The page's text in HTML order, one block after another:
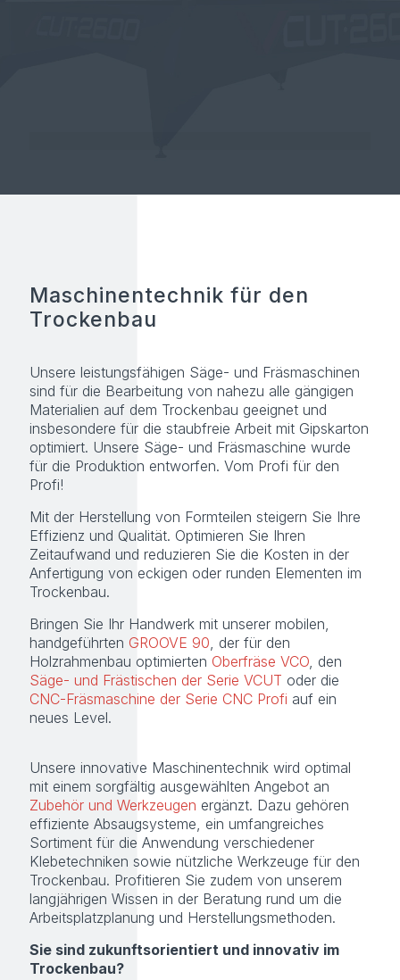
Maschinentechnik für den
Trockenbau
Unsere leistungsfähigen Säge- und Fräsmaschinen
sind für die Bearbeitung von nahezu alle gängigen
Materialien auf dem Trockenbau geeignet und
insbesondere für die staubfreie Arbeit mit Gipskarton
optimiert. Unsere Säge- und Fräsmaschine wurde
für die Produktion entworfen. Vom Profi für den
Profi!
Mit der Herstellung von Formteilen steigern Sie Ihre
Effizienz und Qualität. Optimieren Sie Ihren
Zeitaufwand und reduzieren Sie die Kosten in der
Anfertigung von eckigen oder runden Elementen im
Trockenbau.
Bringen Sie Ihr Handwerk mit unserer mobilen,
handgeführten GROOVE 90, der für den
Holzrahmenbau optimierten Oberfräse VCO, den
Säge- und Frästischen der Serie VCUT oder die
CNC-Fräsmaschine der Serie CNC Profi auf ein
neues Level.
Unsere innovative Maschinentechnik wird optimal
mit einem sorgfältig ausgewählten Angebot an
Zubehör und Werkzeugen ergänzt. Dazu gehören
effiziente Absaugsysteme, ein umfangreiches
Sortiment für die Anwendung verschiedener
Klebetechniken sowie nützliche Werkzeuge für den
Trockenbau. Profitieren Sie zudem von unserem
langjährigen Wissen in der Beratung rund um die
Arbeitsplatzplanung und Herstellungsmethoden.
Sie sind zukunftsorientiert und innovativ im
Trockenbau?